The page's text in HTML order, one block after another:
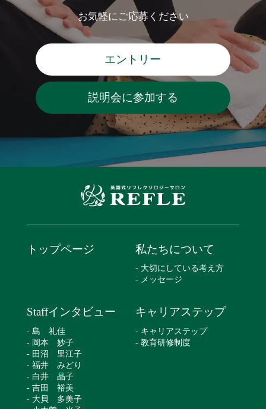
お気軽にご応募ください
エントリー
説明会に参加する
トップページ 私たちについて
- 大切にしている考え方
- メッセージ
Staffインタビュー
- 島 礼佳
- 岡本 妙子
- 田沼 里江子
- 福井 みどり
- 白井 晶子
- 吉田 裕美
- 大貝 多美子
キャリアステップ
- キャリアステップ
- 教育研修制度